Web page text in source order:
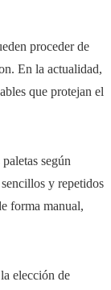
proceder de
En la actualidad,
que protejan el
según
y repetidos
forma manual,
elección de